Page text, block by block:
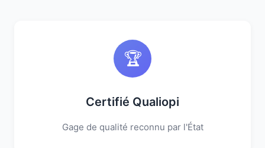
🏆
Certifié Qualiopi
Gage de qualité reconnu par l'État